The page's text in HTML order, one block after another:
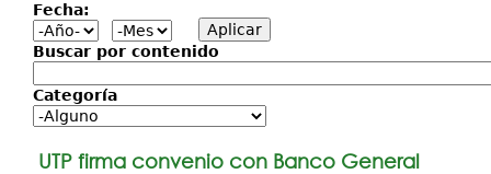
Secretarías
Investigación
Servicios
Fecha:
Buscar por contenido
Categoría
UTP firma convenio con Banco General